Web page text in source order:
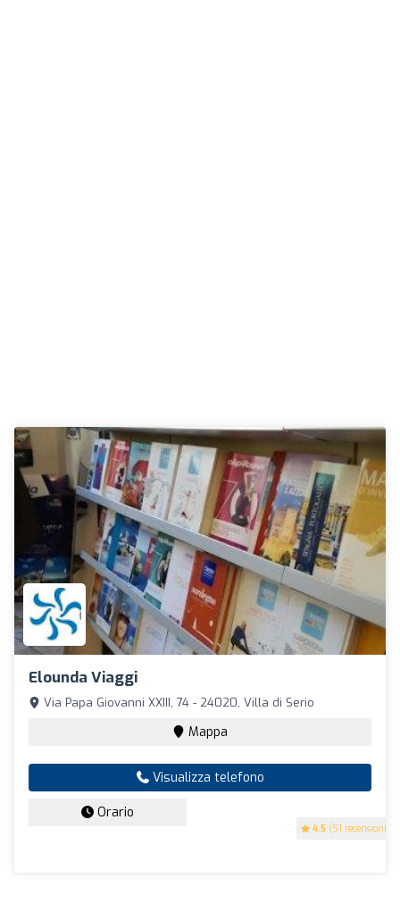
Elounda Viaggi
4.5 (51 recensioni)
Via Papa Giovanni XXIII, 74 - 24020, Villa di Serio
Mappa
Visualizza telefono
Orario